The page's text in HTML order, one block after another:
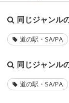
同じジャンル
道の駅・SA/PA
同じジャンル
道の駅・SA/PA